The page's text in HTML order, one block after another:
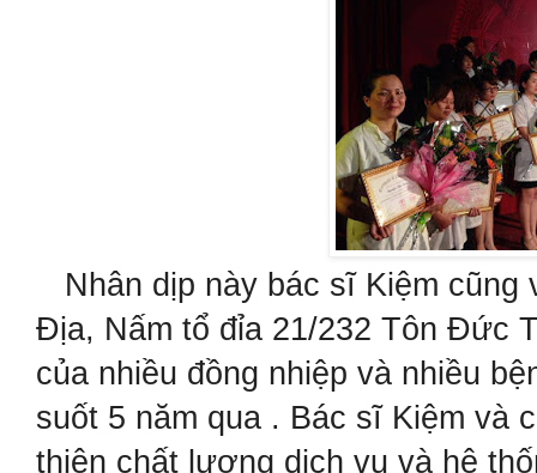
Nhân dịp này bác sĩ Kiệm cũng
Địa, Nấm tổ đỉa 21/232 Tôn Đức
của nhiều đồng nhiệp và nhiều
suốt 5 năm qua . Bác sĩ Kiệm và
thiện chất lượng dịch vụ và hệ